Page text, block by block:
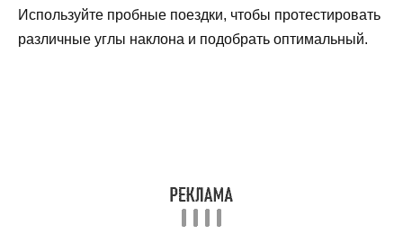
Используйте пробные поездки, чтобы протестировать
различные углы наклона и подобрать оптимальный.